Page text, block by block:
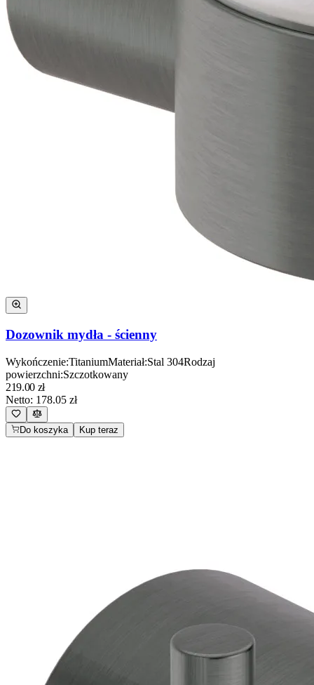
Dozownik mydła - ścienny
Wykończenie:TitaniumMateriał:Stal 304Rodzaj
powierzchni:Szczotkowany
219.00 zł
Netto: 178.05 zł
Do koszyka Kup teraz